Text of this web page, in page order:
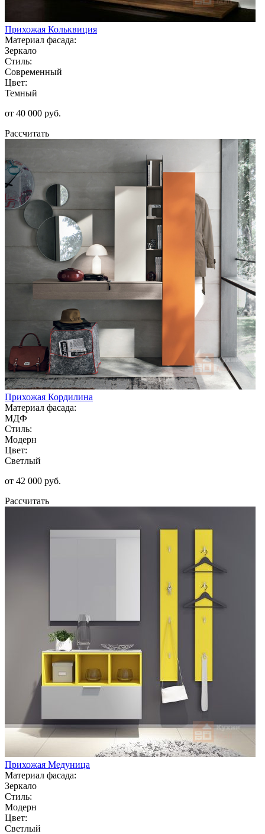
Прихожая Кольквиция
Материал фасада:
Зеркало
Стиль:
Современный
Цвет:
Темный
от 40 000 руб.
Рассчитать
Прихожая Кордилина
Материал фасада:
МДФ
Стиль:
Модерн
Цвет:
Светлый
от 42 000 руб.
Рассчитать
Прихожая Медуница
Материал фасада:
Зеркало
Стиль:
Модерн
Цвет:
Светлый